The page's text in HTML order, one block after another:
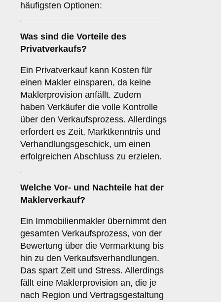
häufigsten Optionen:
Was sind die Vorteile des
Privatverkaufs?
Ein Privatverkauf kann Kosten für
einen Makler einsparen, da keine
Maklerprovision anfällt. Zudem
haben Verkäufer die volle Kontrolle
über den Verkaufsprozess. Allerdings
erfordert es Zeit, Marktkenntnis und
Verhandlungsgeschick, um einen
erfolgreichen Abschluss zu erzielen.
Welche Vor- und Nachteile hat der
Maklerverkauf?
Ein Immobilienmakler übernimmt den
gesamten Verkaufsprozess, von der
Bewertung über die Vermarktung bis
hin zu den Verkaufsverhandlungen.
Das spart Zeit und Stress. Allerdings
fällt eine Maklerprovision an, die je
nach Region und Vertragsgestaltung